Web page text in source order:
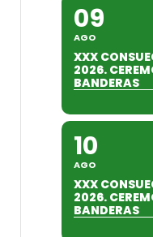
09
AGO
XXX
2026.
BANDERAS
10
AGO
XXX
2026.
BANDERAS